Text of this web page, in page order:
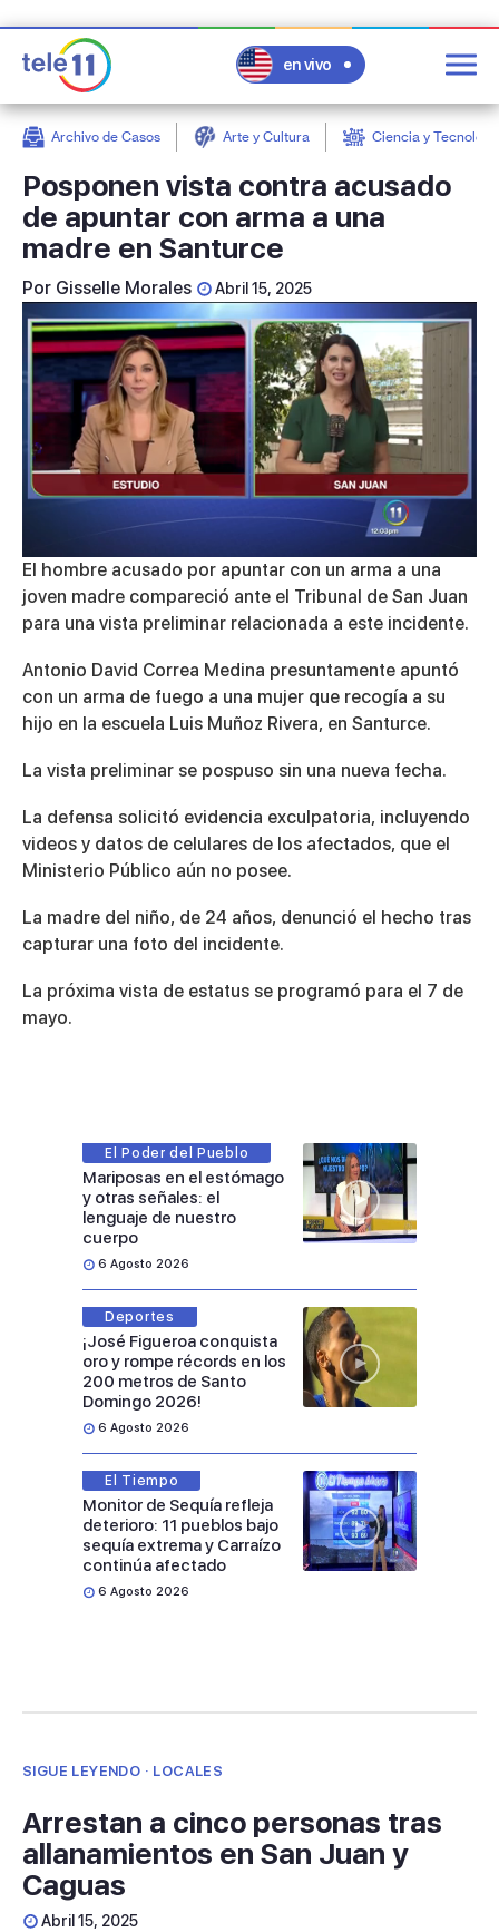
en vivo
Archivo de Casos Arte y Cultura Ciencia y
Posponen vista contra acusado
de apuntar con arma a una
madre en Santurce
Por Gisselle Morales Abril 15, 2025
0
3
minutes,
5
El hombre acusado por apuntar con un arma a una
joven madre compareció ante el Tribunal de San Juan
para una vista preliminar relacionada a este incidente.
Antonio David Correa Medina presuntamente apuntó
con un arma de fuego a una mujer que recogía a su
hijo en la escuela Luis Muñoz Rivera, en Santurce.
La vista preliminar se pospuso sin una nueva fecha.
La defensa solicitó evidencia exculpatoria, incluyendo
videos y datos de celulares de los afectados, que el
Ministerio Público aún no posee.
La madre del niño, de 24 años, denunció el hecho tras
capturar una foto del incidente.
La próxima vista de estatus se programó para el 7 de
mayo.
El Poder del Pueblo
Mariposas en el estómago
y otras señales: el
lenguaje de nuestro
cuerpo
6 Agosto 2026
Deportes
¡José Figueroa conquista
oro y rompe récords en los
200 metros de Santo
Domingo 2026!
6 Agosto 2026
El Tiempo
Monitor de Sequía refleja
deterioro: 11 pueblos bajo
sequía extrema y Carraízo
continúa afectado
6 Agosto 2026
SIGUE LEYENDO · LOCALES
Arrestan a cinco personas tras
allanamientos en San Juan y
Caguas
Abril 15, 2025
post